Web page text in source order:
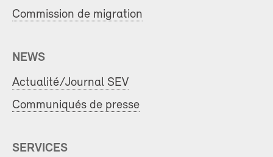
Commission de migration
NEWS
Actualité/Journal SEV
Communiqués de presse
SERVICES